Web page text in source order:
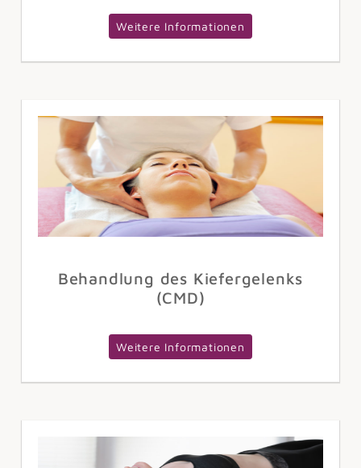
Weitere Informationen
Behandlung des Kiefergelenks
(CMD)
Weitere Informationen